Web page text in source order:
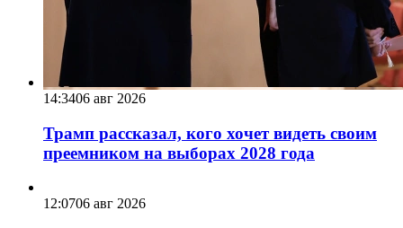
14:3406 авг 2026
Трамп рассказал, кого хочет видеть своим
преемником на выборах 2028 года
12:0706 авг 2026